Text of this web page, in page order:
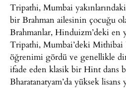
Tripathi, Mumbai
bir Brahman ailesinin çocuğu
Brahmanlar, Hinduizm’deki en
Tripathi, Mumbai’deki Mithibai
öğrenimi gördü ve genellikle
ifade eden klasik bir Hint dans
Bharatanatyam’da yüksek lisans